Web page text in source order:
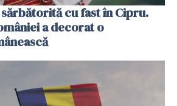
cu fast în Cipru.
a decorat o